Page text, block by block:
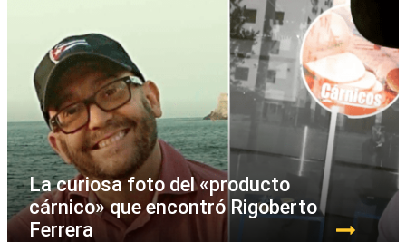
La curiosa foto del «producto
cárnico» que encontró Rigoberto
Ferrera